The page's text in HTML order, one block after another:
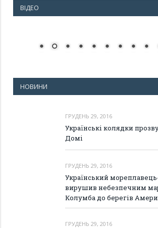
ВІДЕО
НОВИНИ
ГРУДЕНЬ 29, 2016
Українські колядки
Домі
ГРУДЕНЬ 29, 2016
Український
вирушив небезпечним
Колумба до берегів
ГРУДЕНЬ 29, 2016